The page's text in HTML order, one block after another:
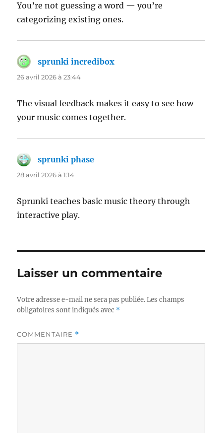
You’re not guessing a word — you’re
categorizing existing ones.
sprunki incredibox
26 avril 2026 à 23:44
The visual feedback makes it easy to see how
your music comes together.
sprunki phase
28 avril 2026 à 1:14
Sprunki teaches basic music theory through
interactive play.
Laisser un commentaire
Votre adresse e-mail ne sera pas publiée. Les champs
obligatoires sont indiqués avec *
COMMENTAIRE *